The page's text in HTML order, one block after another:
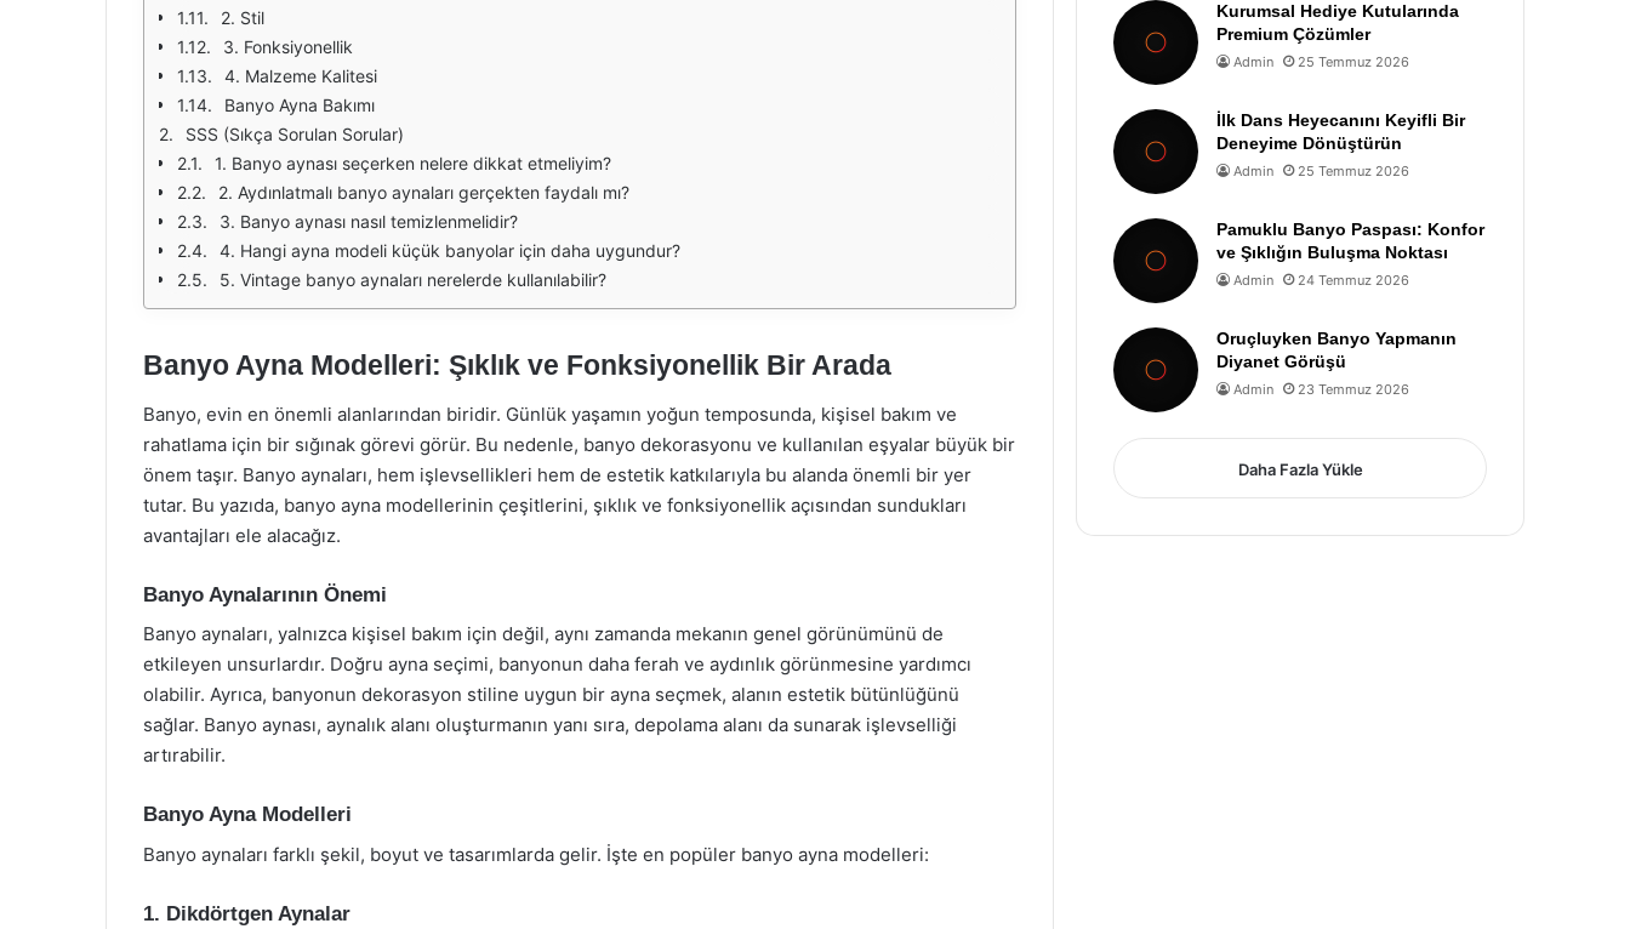
2. Stil
3. Fonksiyonellik
4. Malzeme Kalitesi
Banyo Ayna Bakımı
SSS (Sıkça Sorulan Sorular)
1. Banyo aynası seçerken nelere dikkat etmeliyim?
2. Aydınlatmalı banyo aynaları gerçekten faydalı mı?
3. Banyo aynası nasıl temizlenmelidir?
4. Hangi ayna modeli küçük banyolar için daha uygundur?
5. Vintage banyo aynaları nerelerde kullanılabilir?
Banyo Ayna Modelleri: Şıklık ve Fonksiyonellik Bir Arada
Banyo, evin en önemli alanlarından biridir. Günlük yaşamın yoğun temposunda, kişisel bakım ve
rahatlama için bir sığınak görevi görür. Bu nedenle, banyo dekorasyonu ve kullanılan eşyalar büyük bir
önem taşır. Banyo aynaları, hem işlevsellikleri hem de estetik katkılarıyla bu alanda önemli bir yer
tutar. Bu yazıda, banyo ayna modellerinin çeşitlerini, şıklık ve fonksiyonellik açısından sundukları
avantajları ele alacağız.
Banyo Aynalarının Önemi
Banyo aynaları, yalnızca kişisel bakım için değil, aynı zamanda mekanın genel görünümünü de
etkileyen unsurlardır. Doğru ayna seçimi, banyonun daha ferah ve aydınlık görünmesine yardımcı
olabilir. Ayrıca, banyonun dekorasyon stiline uygun bir ayna seçmek, alanın estetik bütünlüğünü
sağlar. Banyo aynası, aynalık alanı oluşturmanın yanı sıra, depolama alanı da sunarak işlevselliği
artırabilir.
Banyo Ayna Modelleri
Banyo aynaları farklı şekil, boyut ve tasarımlarda gelir. İşte en popüler banyo ayna modelleri:
1. Dikdörtgen Aynalar
Kurumsal Hediye Kutularında
Premium Çözümler
Admin 25 Temmuz 2026
İlk Dans Heyecanını Keyifli Bir
Deneyime Dönüştürün
Admin 25 Temmuz 2026
Pamuklu Banyo Paspası: Konfor
ve Şıklığın Buluşma Noktası
Admin 24 Temmuz 2026
Oruçluyken Banyo Yapmanın
Diyanet Görüşü
Admin 23 Temmuz 2026
Daha Fazla Yükle